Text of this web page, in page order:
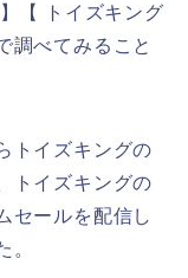
【 トイズキング
調べてみること
トイズキングの
トイズキングの
セールを配信し
。